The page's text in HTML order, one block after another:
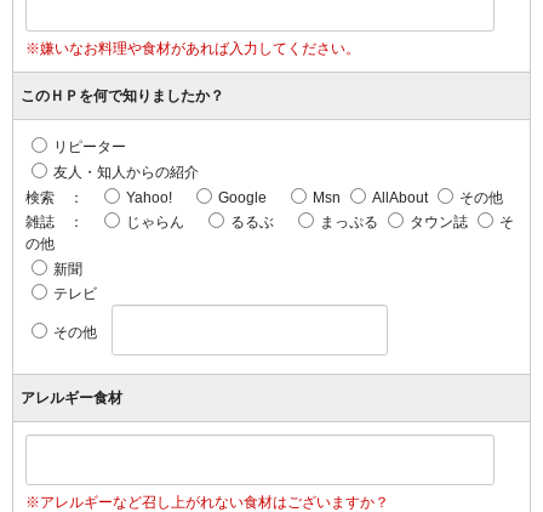
※嫌いなお料理や食材があれば入力してください。
このＨＰを何で知りましたか？
リピーター
友人・知人からの紹介
検索 ：
Yahoo! Google Msn AllAbout
その他
雑誌 ：
じゃらん るるぶ まっぷる タウン誌
そ
の他
新聞
テレビ
その他
アレルギー食材
※アレルギーなど召し上がれない食材はございますか？